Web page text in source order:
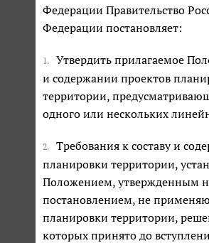
Федерации Правительство
Федерации постановляет:
1.
Утвердить прилагаемое
и содержании проектов
территории,
одного или нескольких
2.
Требования к составу и
планировки территории,
Положением, утвержденным
постановлением, не
планировки территории,
которых принято до